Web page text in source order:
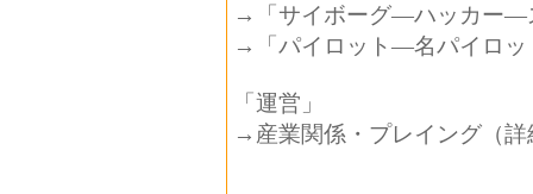
→「サイボーグ―ハッカー―
→「パイロット―名パイロッ
「運営」
→産業関係・プレイング（詳